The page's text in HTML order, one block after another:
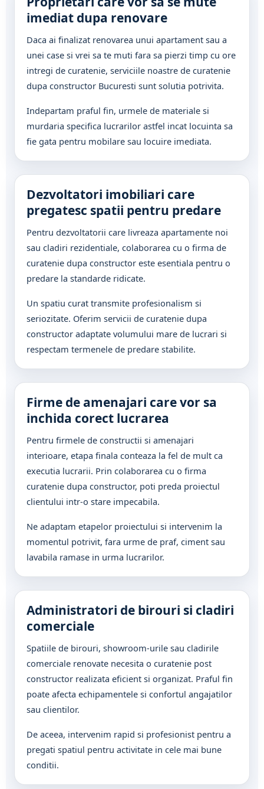
imediat dupa renovare
Daca ai finalizat renovarea unui apartament sau a
unei case si vrei sa te muti fara sa pierzi timp cu ore
intregi de curatenie, serviciile noastre de curatenie
dupa constructor Bucuresti sunt solutia potrivita.
Indepartam praful fin, urmele de materiale si
murdaria specifica lucrarilor astfel incat locuinta sa
fie gata pentru mobilare sau locuire imediata.
Dezvoltatori imobiliari care
pregatesc spatii pentru predare
Pentru dezvoltatorii care livreaza apartamente noi
sau cladiri rezidentiale, colaborarea cu o firma de
curatenie dupa constructor este esentiala pentru o
predare la standarde ridicate.
Un spatiu curat transmite profesionalism si
seriozitate. Oferim servicii de curatenie dupa
constructor adaptate volumului mare de lucrari si
respectam termenele de predare stabilite.
Firme de amenajari care vor sa
inchida corect lucrarea
Pentru firmele de constructii si amenajari
interioare, etapa finala conteaza la fel de mult ca
executia lucrarii. Prin colaborarea cu o firma
curatenie dupa constructor, poti preda proiectul
clientului intr-o stare impecabila.
Ne adaptam etapelor proiectului si intervenim la
momentul potrivit, fara urme de praf, ciment sau
lavabila ramase in urma lucrarilor.
Administratori de birouri si cladiri
comerciale
Spatiile de birouri, showroom-urile sau cladirile
comerciale renovate necesita o curatenie post
constructor realizata eficient si organizat. Praful fin
poate afecta echipamentele si confortul angajatilor
sau clientilor.
De aceea, intervenim rapid si profesionist pentru a
pregati spatiul pentru activitate in cele mai bune
conditii.